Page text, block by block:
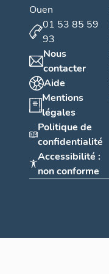
Ouen
01 53 85 59
93
Nous
contacter
Aide
Mentions
légales
Politique de
confidentialité
Accessibilité :
non conforme